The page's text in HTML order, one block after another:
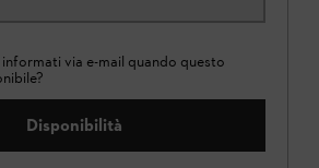
informati via e-mail quando questo
Disponibilità